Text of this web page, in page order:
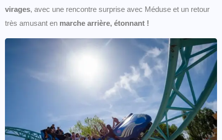
virages, avec une rencontre surprise avec Méduse et un retour
très amusant en marche arrière, étonnant !